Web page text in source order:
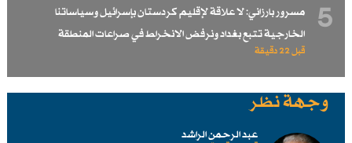
5
مسرور بارزاني: لا علاقة لإقليم كردستان بإسرائيل وسياساتنا
الخارجية تتبع بغداد ونرفض الانخراط في صراعات المنطقة
قبل 22 دقيقة
وجهة نظر
عبد الرحمن الراشد